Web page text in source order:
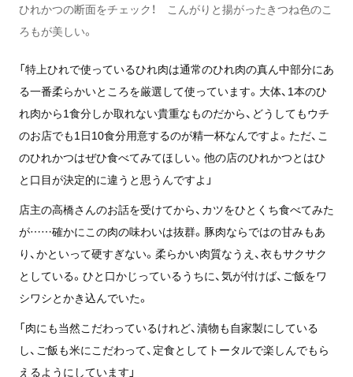
ひれかつの断面をチェック！ こんがりと揚がったきつね色のこ
ろもが美しい。
「特上ひれで使っているひれ肉は通常のひれ肉の真ん中部分にあ
る一番柔らかいところを厳選して使っています。大体、1本のひ
れ肉から1食分しか取れない貴重なものだから、どうしてもウチ
のお店でも1日10食分用意するのが精一杯なんですよ。ただ、こ
のひれかつはぜひ食べてみてほしい。他の店のひれかつとはひ
と口目が決定的に違うと思うんですよ」
店主の高橋さんのお話を受けてから、カツをひとくち食べてみた
が……確かにこの肉の味わいは抜群。豚肉ならではの甘みもあ
り、かといって硬すぎない。柔らかい肉質なうえ、衣もサクサク
としている。ひと口かじっているうちに、気が付けば、ご飯をワ
シワシとかき込んでいた。
「肉にも当然こだわっているけれど、漬物も自家製にしている
し、ご飯も米にこだわって、定食としてトータルで楽しんでもら
えるようにしています」